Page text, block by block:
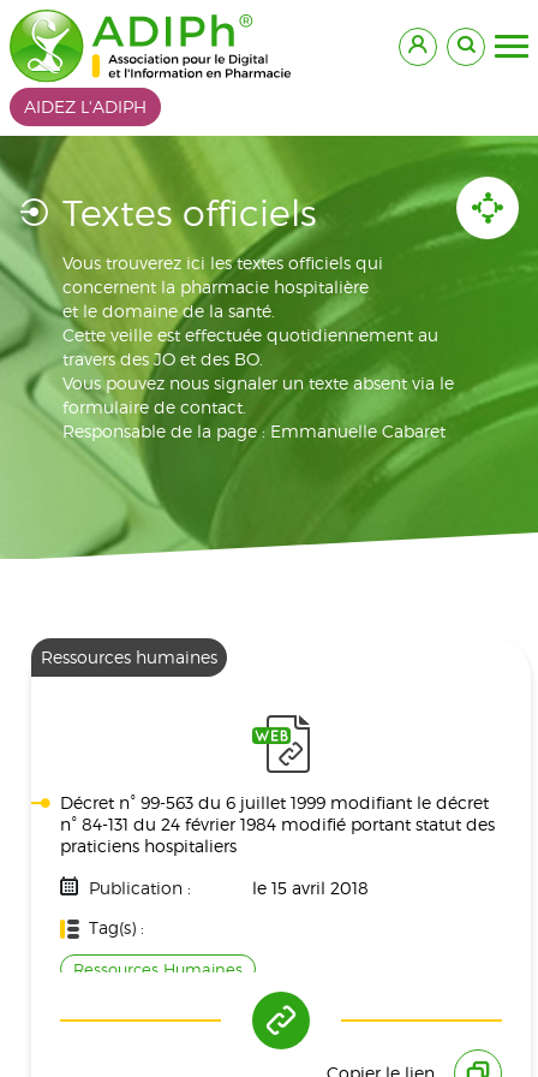
AIDEZ L'ADIPH
Textes officiels
Vous trouverez ici les textes officiels qui
concernent la pharmacie hospitalière
et le domaine de la santé.
Cette veille est effectuée quotidiennement au
travers des JO et des BO.
Vous pouvez nous signaler un texte absent via le
formulaire de contact.
Responsable de la page : Emmanuelle Cabaret
Ressources humaines
Décret n° 99-563 du 6 juillet 1999 modifiant le décret
n° 84-131 du 24 février 1984 modifié portant statut des
praticiens hospitaliers
Publication :
le 15 avril 2018
Tag(s) :
Ressources Humaines
Copier le lien